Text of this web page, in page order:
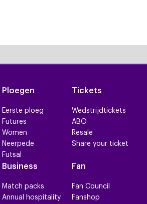
Ploegen
Eerste ploeg
Futures
Women
Neerpede
Futsal
Tickets
Wedstrijdtickets
ABO
Resale
Share your ticket
Business
Match packs
Annual hospitality
Fan
Fan Council
Fanshop